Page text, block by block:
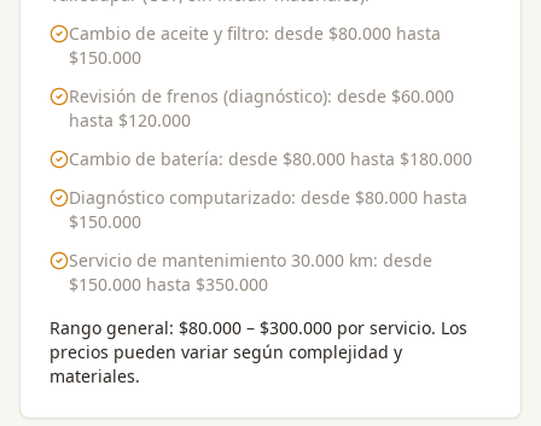
Cambio de aceite y filtro: desde $80.000 hasta
$150.000
Revisión de frenos (diagnóstico): desde $60.000
hasta $120.000
Cambio de batería: desde $80.000 hasta $180.000
Diagnóstico computarizado: desde $80.000 hasta
$150.000
Servicio de mantenimiento 30.000 km: desde
$150.000 hasta $350.000
Rango general: $80.000 – $300.000 por servicio. Los
precios pueden variar según complejidad y
materiales.